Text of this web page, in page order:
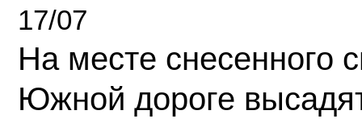
17/07
На месте снесенного
Южной дороге